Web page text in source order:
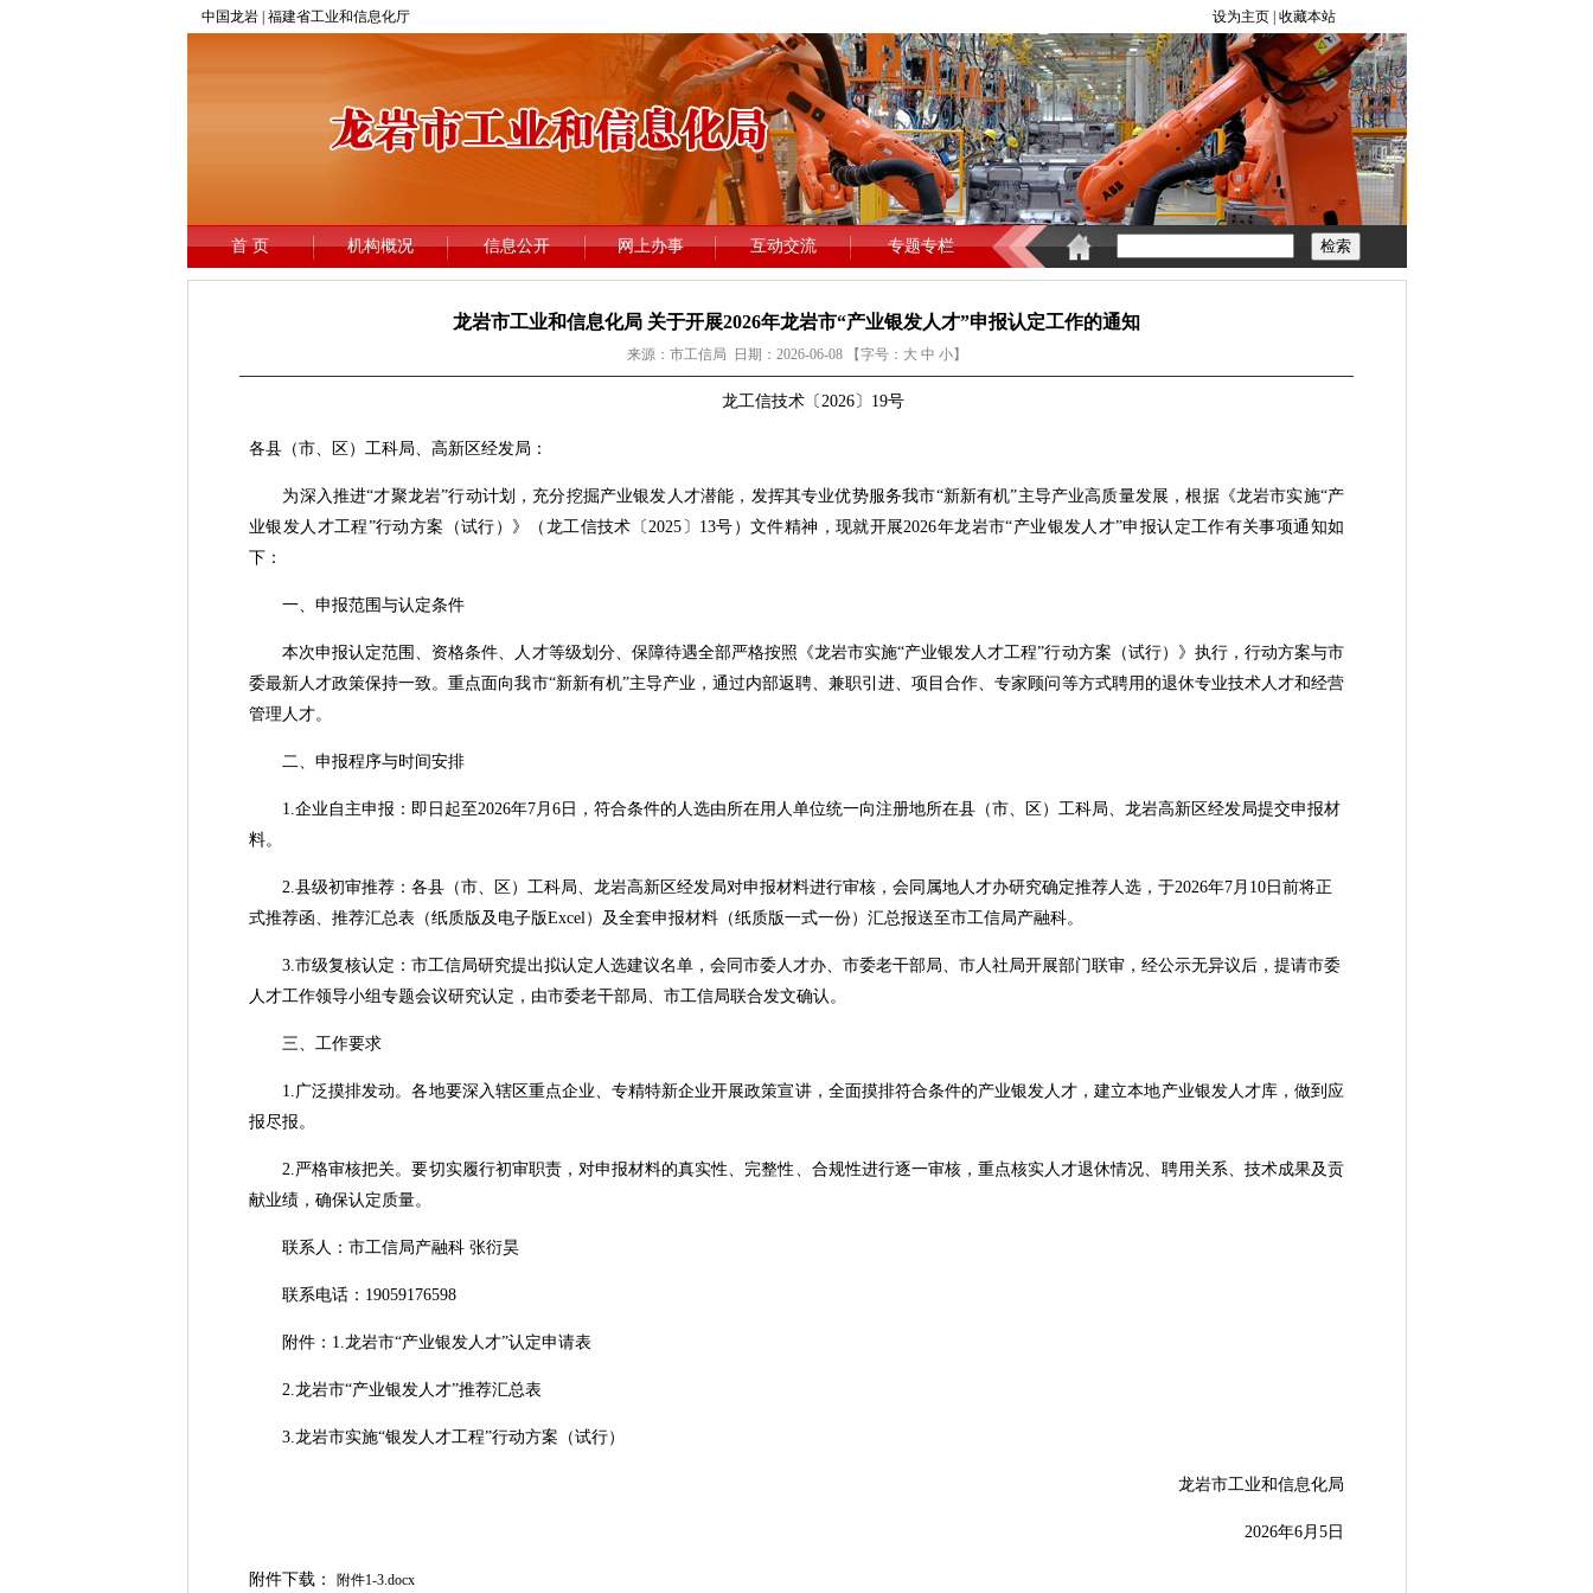
龙岩市工业和信息化局 关于开展2026年龙岩市“产业银发人才”申报认定工作的通知
来源：市工信局 日期：2026-06-08 【字号： 大 中 小】
龙工信技术〔2026〕19号
各县（市、区）工科局、高新区经发局：
为深入推进“才聚龙岩”行动计划，充分挖掘产业银发人才潜能，发挥其专业优势服务我市“新新有机”主导产业高质量发展，根据《龙岩市实施“产
业银发人才工程”行动方案（试行）》（龙工信技术〔2025〕13号）文件精神，现就开展2026年龙岩市“产业银发人才”申报认定工作有关事项通知如
下：
一、申报范围与认定条件
本次申报认定范围、资格条件、人才等级划分、保障待遇全部严格按照《龙岩市实施“产业银发人才工程”行动方案（试行）》执行，行动方案与市
委最新人才政策保持一致。重点面向我市“新新有机”主导产业，通过内部返聘、兼职引进、项目合作、专家顾问等方式聘用的退休专业技术人才和经营
管理人才。
二、申报程序与时间安排
1.企业自主申报：即日起至2026年7月6日，符合条件的人选由所在用人单位统一向注册地所在县（市、区）工科局、龙岩高新区经发局提交申报材
料。
2.县级初审推荐：各县（市、区）工科局、龙岩高新区经发局对申报材料进行审核，会同属地人才办研究确定推荐人选，于2026年7月10日前将正
式推荐函、推荐汇总表（纸质版及电子版Excel）及全套申报材料（纸质版一式一份）汇总报送至市工信局产融科。
3.市级复核认定：市工信局研究提出拟认定人选建议名单，会同市委人才办、市委老干部局、市人社局开展部门联审，经公示无异议后，提请市委
人才工作领导小组专题会议研究认定，由市委老干部局、市工信局联合发文确认。
三、工作要求
1.广泛摸排发动。各地要深入辖区重点企业、专精特新企业开展政策宣讲，全面摸排符合条件的产业银发人才，建立本地产业银发人才库，做到应
报尽报。
2.严格审核把关。要切实履行初审职责，对申报材料的真实性、完整性、合规性进行逐一审核，重点核实人才退休情况、聘用关系、技术成果及贡
献业绩，确保认定质量。
联系人：市工信局产融科 张衍昊
联系电话：19059176598
附件：1.龙岩市“产业银发人才”认定申请表
2.龙岩市“产业银发人才”推荐汇总表
3.龙岩市实施“银发人才工程”行动方案（试行）
龙岩市工业和信息化局
2026年6月5日
附件下载： 附件1-3.docx